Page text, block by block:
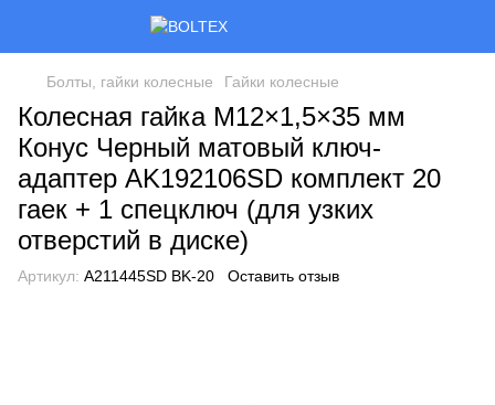
Болты, гайки колесные Гайки колесные
Колесная гайка M12×1,5×35 мм
Конус Черный матовый ключ-
адаптер AK192106SD комплект 20
гаек + 1 спецключ (для узких
отверстий в диске)
Артикул: A211445SD BK-20 Оставить отзыв